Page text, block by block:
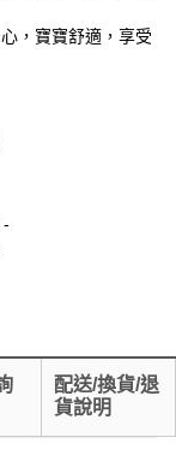
，寶寶舒適，享受
配送/換貨/退
貨說明